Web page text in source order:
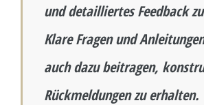
und detailliertes Feedback
Klare Fragen und
auch dazu beitragen,
Rückmeldungen zu erhalten.